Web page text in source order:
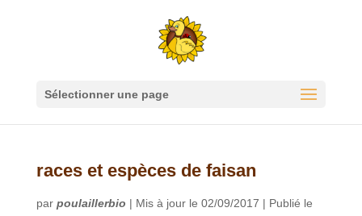
Sélectionner une page
races et espèces de faisan
par poulaillerbio | Mis à jour le 02/09/2017 | Publié le